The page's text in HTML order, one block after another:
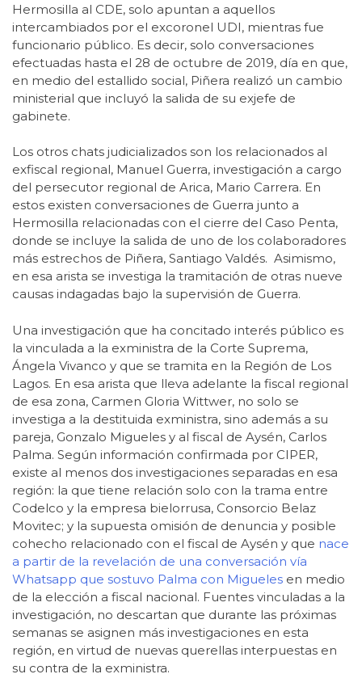
Hermosilla al CDE, solo apuntan a aquellos
intercambiados por el excoronel UDI, mientras fue
funcionario público. Es decir, solo conversaciones
efectuadas hasta el 28 de octubre de 2019, día en que,
en medio del estallido social, Piñera realizó un cambio
ministerial que incluyó la salida de su exjefe de
gabinete.
Los otros chats judicializados son los relacionados al
exfiscal regional, Manuel Guerra, investigación a cargo
del persecutor regional de Arica, Mario Carrera. En
estos existen conversaciones de Guerra junto a
Hermosilla relacionadas con el cierre del Caso Penta,
donde se incluye la salida de uno de los colaboradores
más estrechos de Piñera, Santiago Valdés. Asimismo,
en esa arista se investiga la tramitación de otras nueve
causas indagadas bajo la supervisión de Guerra.
Una investigación que ha concitado interés público es
la vinculada a la exministra de la Corte Suprema,
Ángela Vivanco y que se tramita en la Región de Los
Lagos. En esa arista que lleva adelante la fiscal regional
de esa zona, Carmen Gloria Wittwer, no solo se
investiga a la destituida exministra, sino además a su
pareja, Gonzalo Migueles y al fiscal de Aysén, Carlos
Palma. Según información confirmada por CIPER,
existe al menos dos investigaciones separadas en esa
región: la que tiene relación solo con la trama entre
Codelco y la empresa bielorrusa, Consorcio Belaz
Movitec; y la supuesta omisión de denuncia y posible
cohecho relacionado con el fiscal de Aysén y que nace
a partir de la revelación de una conversación vía
Whatsapp que sostuvo Palma con Migueles en medio
de la elección a fiscal nacional. Fuentes vinculadas a la
investigación, no descartan que durante las próximas
semanas se asignen más investigaciones en esta
región, en virtud de nuevas querellas interpuestas en
su contra de la exministra.